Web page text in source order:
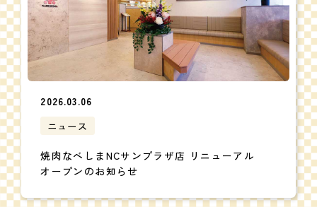
2026.03.06
ニュース
焼肉なべしまNCサンプラザ店 リニューアル
オープンのお知らせ